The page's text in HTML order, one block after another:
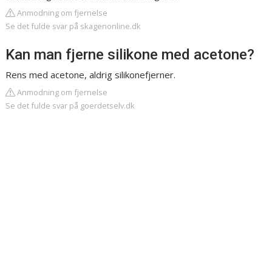
Anmodning om fjernelse
Se det fulde svar på skagenonline.dk
Kan man fjerne silikone med acetone?
Rens med acetone, aldrig silikonefjerner.
Anmodning om fjernelse
Se det fulde svar på goerdetselv.dk